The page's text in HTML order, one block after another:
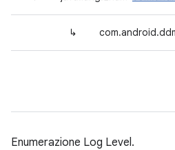
↳
Enumerazione Log Level.